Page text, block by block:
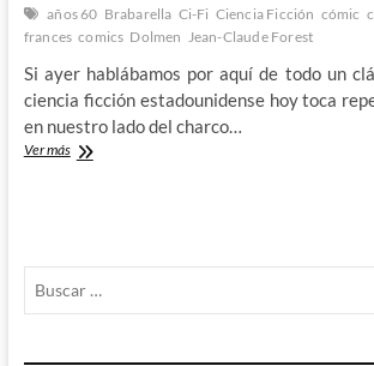
años 60 Brabarella Ci-Fi Ciencia Ficción cómic
frances comics Dolmen Jean-Claude Forest
Si ayer hablábamos por aquí de todo un
ciencia ficción estadounidense hoy toca
en nuestro lado del charco…
Ver másLas
Barbarella